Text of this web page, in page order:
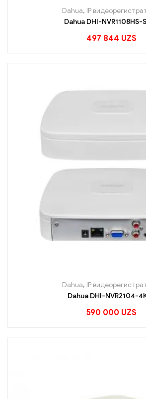
Dahua, IP
Dahua DHI-NVR1108HS-
497 844 UZS
Dahua, IP
Dahua DHI-NVR2104-
590 000 UZS